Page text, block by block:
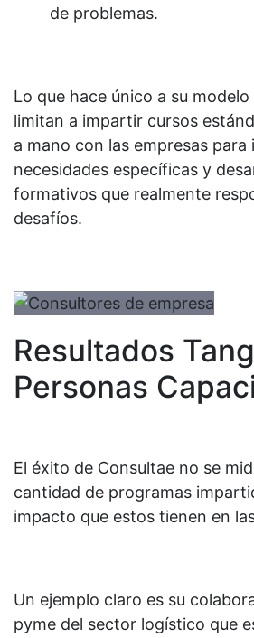
de problemas.
Lo que hace único a su
limitan a impartir cursos
a mano con las empresas
necesidades específicas y
formativos que realmente
desafíos.
Resultados
Personas
El éxito de Consultae no se
cantidad de programas
impacto que estos tienen en
Un ejemplo claro es su
pyme del sector logístico que